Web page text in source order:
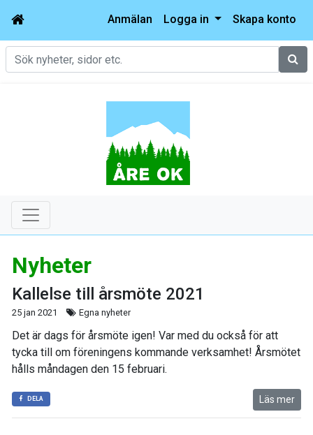
Anmälan Logga in Skapa konto
Sök
Nyheter
Kallelse till årsmöte 2021
25 jan 2021 Egna nyheter
Det är dags för årsmöte igen! Var med du också för att
tycka till om föreningens kommande verksamhet! Årsmötet
hålls måndagen den 15 februari.
DELA Läs mer